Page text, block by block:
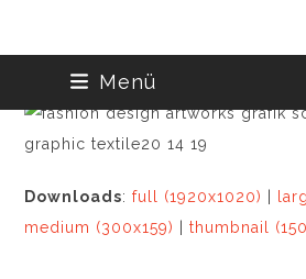
Menü
Downloads:full (1920x1020)
medium (300x159)
|thumbnail